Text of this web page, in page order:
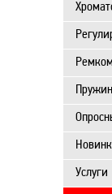
Услуги